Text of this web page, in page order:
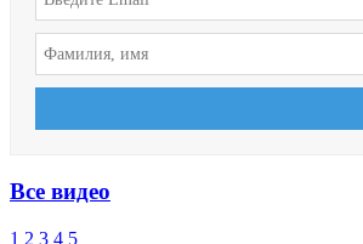
Все видео
1 2 3 4 5